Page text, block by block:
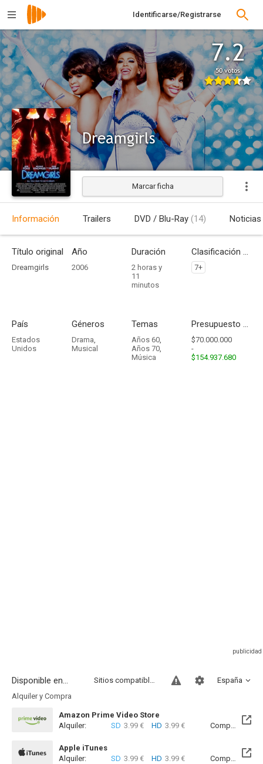
Identificarse/Registrarse
7.2
50 votos
Dreamgirls
Estrenada
Marcar ficha
Información Trailers DVD / Blu-Ray (14) Noticias
Título original
Dreamgirls
Año
2006
Duración
2 horas y
11
minutos
Clasificación por edades
7+
País
Estados
Unidos
Géneros
Drama,
Musical
Temas
Años 60,
Años 70,
Música
Presupuesto - Ingresos
$70.000.000
-
$154.937.680
Disponible en... España
Sitios compatibles
Alquiler y Compra
Amazon Prime Video Store
Alquiler:
SD 3.99 € HD 3.99 € Compra: SD
Apple iTunes
Alquiler:
SD 3.99 € HD 3.99 € Compra: SD